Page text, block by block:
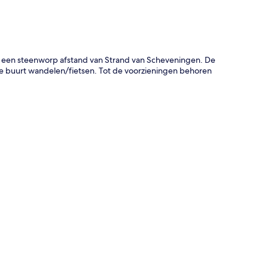
steenworp afstand van Strand van Scheveningen. De
buurt wandelen/fietsen. Tot de voorzieningen behoren